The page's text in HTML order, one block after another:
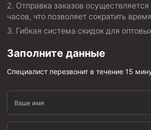
Отправка заказов
часов, что позволяет сократить
Гибкая система скидок для
Заполните данные
Специалист перезвонит в течение 15
Ваше имя